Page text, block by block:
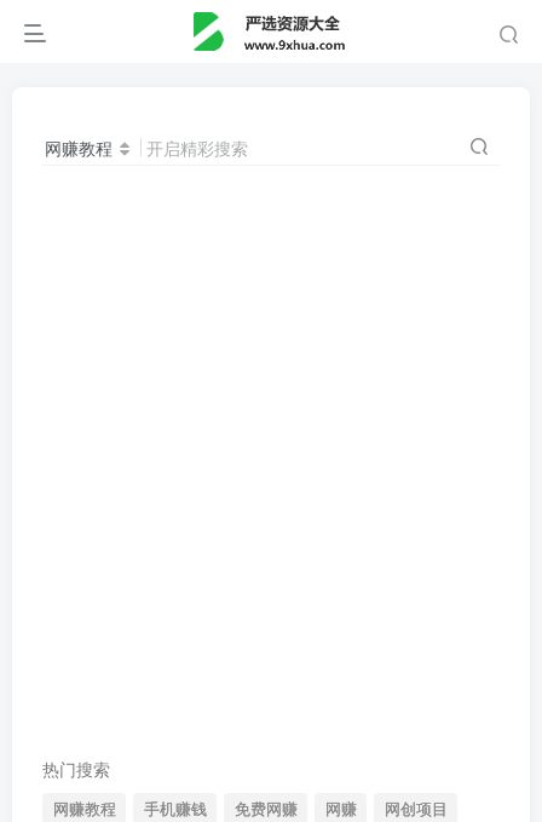
网赚教程 开启精彩搜索
热门搜索
网赚教程 手机赚钱 免费网赚 网赚 网创项目